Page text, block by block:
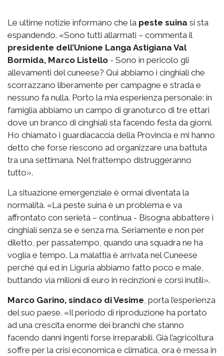
Le ultime notizie informano che la peste suina si sta
espandendo. «Sono tutti allarmati – commenta il
presidente dell’Unione Langa Astigiana Val
Bormida, Marco Listello - Sono in pericolo gli
allevamenti del cuneese? Qui abbiamo i cinghiali che
scorrazzano liberamente per campagne e strada e
nessuno fa nulla. Porto la mia esperienza personale: in
famiglia abbiamo un campo di granoturco di tre ettari
dove un branco di cinghiali sta facendo festa da giorni.
Ho chiamato i guardiacaccia della Provincia e mi hanno
detto che forse riescono ad organizzare una battuta
tra una settimana. Nel frattempo distruggeranno
tutto».
La situazione emergenziale è ormai diventata la
normalità. «La peste suina è un problema e va
affrontato con serietà – continua - Bisogna abbattere i
cinghiali senza se e senza ma. Seriamente e non per
diletto, per passatempo, quando una squadra ne ha
voglia e tempo. La malattia è arrivata nel Cuneese
perché qui ed in Liguria abbiamo fatto poco e male,
buttando via milioni di euro in recinzioni e corsi inutili».
Marco Garino, sindaco di Vesime, porta l’esperienza
del suo paese. «Il periodo di riproduzione ha portato
ad una crescita enorme dei branchi che stanno
facendo danni ingenti forse irreparabili. Già l’agricoltura
soffre per la crisi economica e climatica, ora è messa in